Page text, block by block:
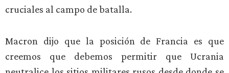
cruciales al campo de batalla.
Macron dijo que la posición de Francia es que
creemos que debemos permitir que Ucrania